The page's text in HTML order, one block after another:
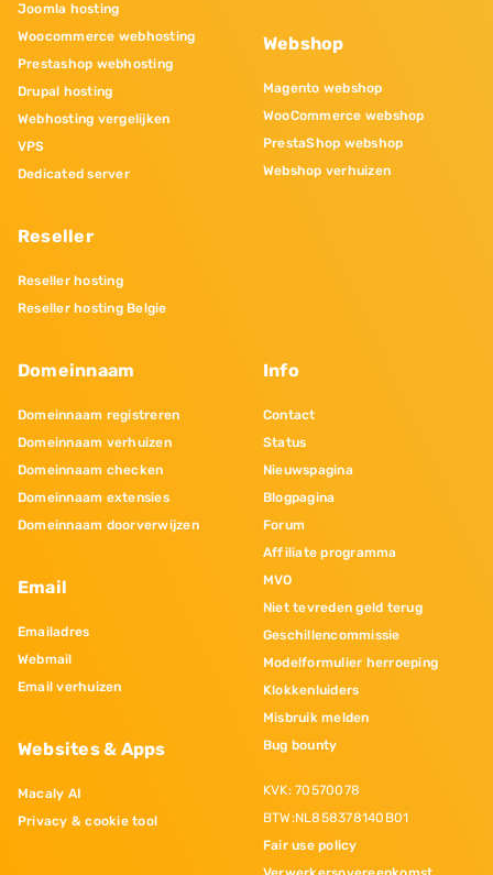
Joomla hosting
Woocommerce webhosting
Prestashop webhosting
Drupal hosting
Webhosting vergelijken
VPS
Dedicated server
Reseller
Reseller hosting
Reseller hosting Belgie
Webshop
Magento webshop
WooCommerce webshop
PrestaShop webshop
Webshop verhuizen
Domeinnaam
Domeinnaam registreren
Domeinnaam verhuizen
Domeinnaam checken
Domeinnaam extensies
Domeinnaam doorverwijzen
Email
Emailadres
Webmail
Email verhuizen
Websites & Apps
Macaly AI
Privacy & cookie tool
Info
Contact
Status
Nieuwspagina
Blogpagina
Forum
Affiliate programma
MVO
Niet tevreden geld terug
Geschillencommissie
Modelformulier herroeping
Klokkenluiders
Misbruik melden
Bug bounty
KVK: 70570078
BTW:NL858378140B01
Fair use policy